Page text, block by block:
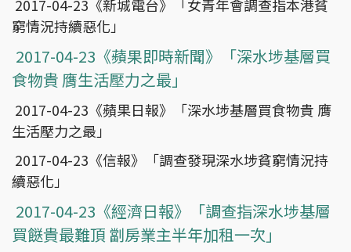
2017-04-23《新城電台》「女青年會調查指本港貧
窮情況持續惡化」
2017-04-23《蘋果即時新聞》「深水埗基層買
食物貴 膺生活壓力之最」
2017-04-23《蘋果日報》「深水埗基層買食物貴 膺
生活壓力之最」
2017-04-23《信報》「調查發現深水埗貧窮情況持
續惡化」
2017-04-23《經濟日報》「調查指深水埗基層
買餸貴最難頂 劏房業主半年加租一次」